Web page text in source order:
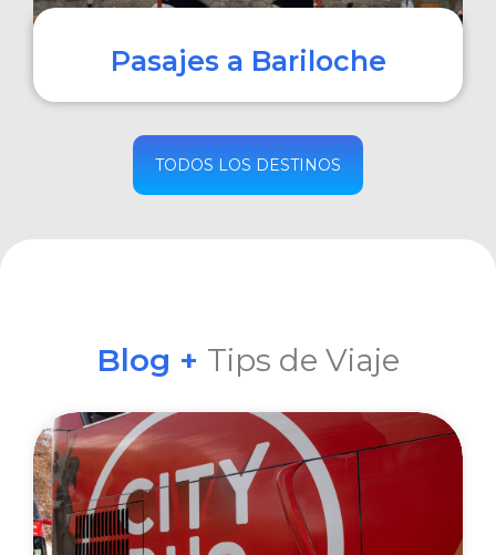
Pasajes a Bariloche
COMPRAR
TODOS LOS DESTINOS
Blog + Tips de Viaje